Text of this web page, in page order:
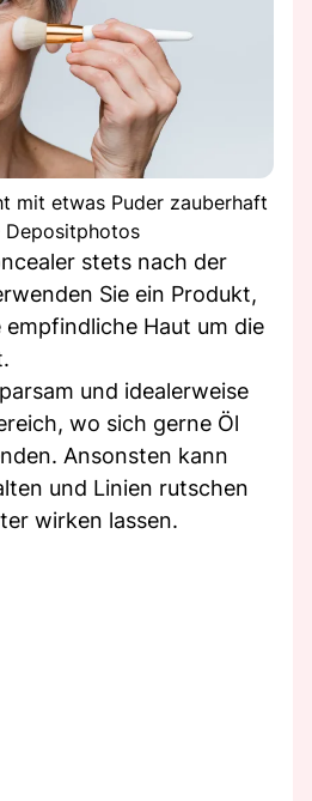
mit etwas Puder zauberhaft
Depositphotos
stets nach der
Sie ein Produkt,
empfindliche Haut um die
und idealerweise
wo sich gerne Öl
Ansonsten kann
und Linien rutschen
wirken lassen.